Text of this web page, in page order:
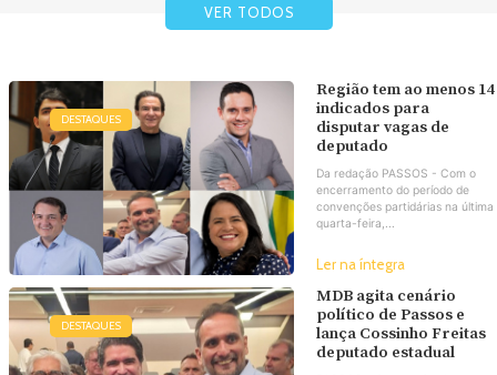
VER TODOS
DESTAQUES
Região tem ao menos 14
indicados para
disputar vagas de
deputado
Da redação PASSOS - Com o
encerramento do período de
convenções partidárias na última
quarta-feira,...
Ler na íntegra
DESTAQUES
MDB agita cenário
político de Passos e
lança Cossinho Freitas
deputado estadual